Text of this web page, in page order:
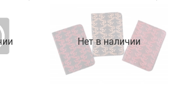
Нет в наличии